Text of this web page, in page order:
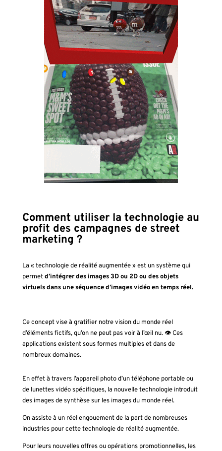
Comment utiliser la technologie au
profit des campagnes de street
marketing ?
La « technologie de réalité augmentée » est un système qui
permetd’intégrer des images 3D ou 2D ou des objets
virtuels dans une séquence d’images vidéo en temps réel.
Ce concept vise à gratifier notre vision du monde réel
d’éléments fictifs, qu’on ne peut pas voir à l’œil nu. 👁 Ces
applications existent sous formes multiples et dans de
nombreux domaines.
En effet à travers l’appareil photo d’un téléphone portable ou
de lunettes vidéo spécifiques, la nouvelle technologie introduit
des images de synthèse sur les images du monde réel.
On assiste à un réel engouement de la part de nombreuses
industries pour cette technologie de réalité augmentée.
Pour leurs nouvelles offres ou opérations promotionnelles, les